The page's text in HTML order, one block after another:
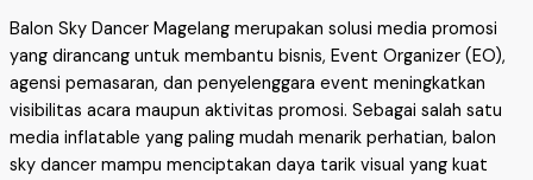
Balon Sky Dancer Magelang merupakan solusi media promosi
yang dirancang untuk membantu bisnis, Event Organizer (EO),
agensi pemasaran, dan penyelenggara event meningkatkan
visibilitas acara maupun aktivitas promosi. Sebagai salah satu
media inflatable yang paling mudah menarik perhatian, balon
sky dancer mampu menciptakan daya tarik visual yang kuat